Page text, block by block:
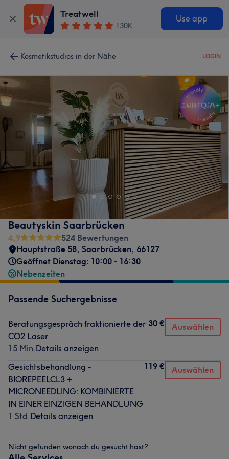
Treatwell
130K
Use app
Kosmetikstudios in der Nähe LOGIN
Beautyskin Saarbrücken
4,9
524 Bewertungen
Hauptstraße 58, Saarbrücken, 66127
Geöffnet Dienstag: 10:00 - 16:30
Nebenzeiten
Passende Suchergebnisse
Beratungsgespräch fraktionierte der
CO2 Laser
15 Min.Details anzeigen
30 € Auswählen
Gesichtsbehandlung -
BIOREPEELCL3 +
MICRONEEDLING: KOMBINIERTE
IN EINER EINZIGEN BEHANDLUNG
1 Std.Details anzeigen
119 € Auswählen
Nicht gefunden wonach du gesucht hast?